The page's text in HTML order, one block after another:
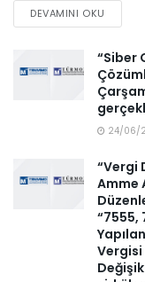
DEVAMINI OKU
“Siber
24/06/
“Vergi
Amme
“7555,
Vergisi